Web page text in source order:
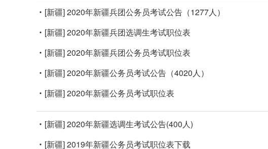
[新疆]2020年新疆兵团公务员考试公告（1277人）
[新疆]2020年新疆兵团选调生考试职位表
[新疆]2020年新疆兵团公务员考试职位表
[新疆]2020年新疆公务员考试公告（4020人）
[新疆]2020年新疆公务员考试职位表
[新疆]2020年新疆选调生考试公告(400人)
[新疆]2019年新疆公务员考试职位表下载